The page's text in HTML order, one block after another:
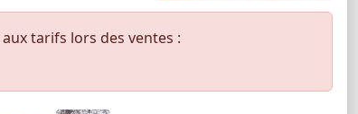
tarifs lors des ventes :